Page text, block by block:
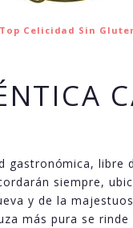
Top Celicidad Sin
libre
siempre,
y de la
más pura se